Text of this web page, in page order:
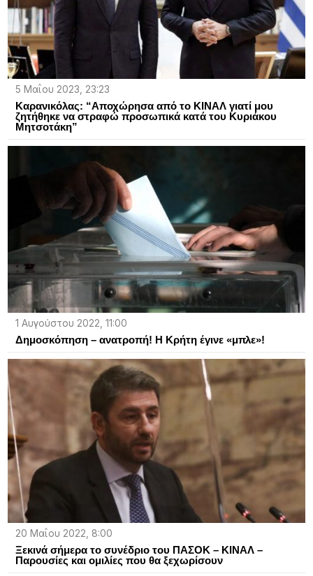
5 Μαΐου 2023, 23:23
Καρανικόλας: “Αποχώρησα από το ΚΙΝΑΛ γιατί μου
ζητήθηκε να στραφώ προσωπικά κατά του Κυριάκου
Μητσοτάκη”
1 Αυγούστου 2022, 11:00
Δημοσκόπηση – ανατροπή! Η Κρήτη έγινε «μπλε»!
20 Μαΐου 2022, 8:00
Ξεκινά σήμερα το συνέδριο του ΠΑΣΟΚ – ΚΙΝΑΛ –
Παρουσίες και ομιλίες που θα ξεχωρίσουν